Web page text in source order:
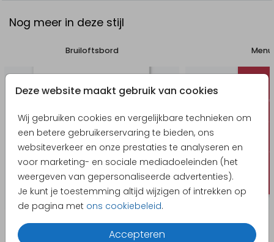
Deze website maakt gebruik van cookies
Wij gebruiken cookies en vergelijkbare technieken om
een betere gebruikerservaring te bieden, ons
websiteverkeer en onze prestaties te analyseren en
voor marketing- en sociale mediadoeleinden (het
weergeven van gepersonaliseerde advertenties).
Je kunt je toestemming altijd wijzigen of intrekken op
de pagina met ons cookiebeleid.
Accepteren
Nog meer in deze stijl
Bruiloftsbord
Producten die hierop lijken